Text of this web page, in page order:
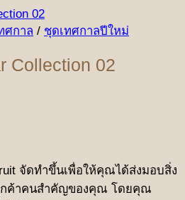
ศกาล / ชุดเทศกาลปีใหม่
Collection 02
จัดทำขึ้นเพื่อให้คุณได้ส่งมอบสิ่ง
ค้าคนสำคัญของคุณ โดยคุณ